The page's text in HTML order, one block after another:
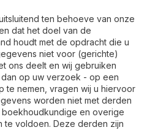
ten behoeve van onze
dat het doel van de
houdt met de opdracht die u
niet voor (gerichte)
ons deelt en wij gebruiken
op uw verzoek - op een
te nemen, vragen wij u hiervoor
worden niet met derden
en overige
te voldoen. Deze derden zijn